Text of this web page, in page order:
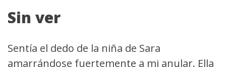
Sin ver
Sentía el dedo de la niña de Sara
amarrándose fuertemente a mi anular. Ella